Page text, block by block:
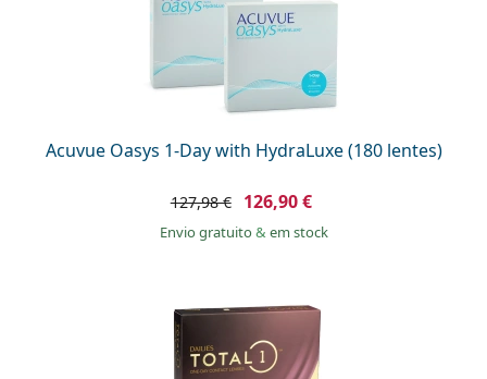
Acuvue Oasys 1-Day with HydraLuxe (180 lentes)
127,98 € 126,90 €
Envio gratuito& em stock